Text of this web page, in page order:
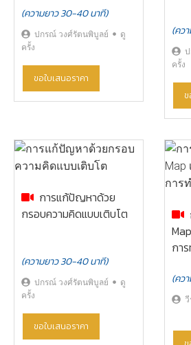
(ความยาว 30-40 นาที)
ปกรณ์ วงศ์รัตนพิบูลย์ ดู
ครั้ง
ขอใบเสนอราคา
(คว
ครั้ง
การแก้ปัญหาด้วย
กรอบความคิดแบบเติบโต
(ความยาว 30-40 นาที)
ปกรณ์ วงศ์รัตนพิบูลย์ ดู
ครั้ง
ขอใบเสนอราคา
กา
(คว